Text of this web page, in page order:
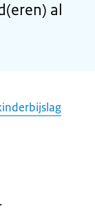
al
.